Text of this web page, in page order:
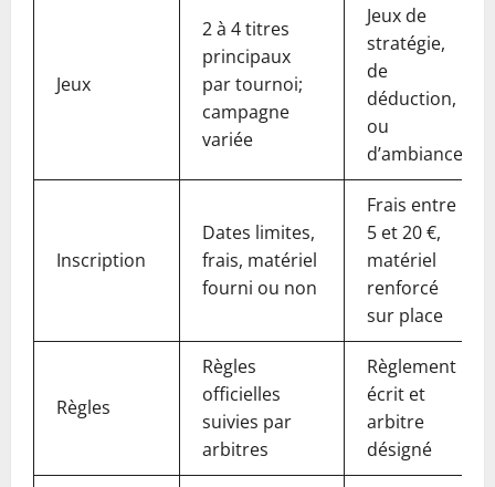
Jeux
2 à 4 titres
principaux
par tournoi;
campagne
variée
Jeux de
stratégie,
de
déduction,
ou
d’ambiance
Inscription
Dates limites,
frais, matériel
fourni ou non
Frais entre
5 et 20 €,
matériel
renforcé
sur place
Règles
Règles
officielles
suivies par
arbitres
Règlement
écrit et
arbitre
désigné